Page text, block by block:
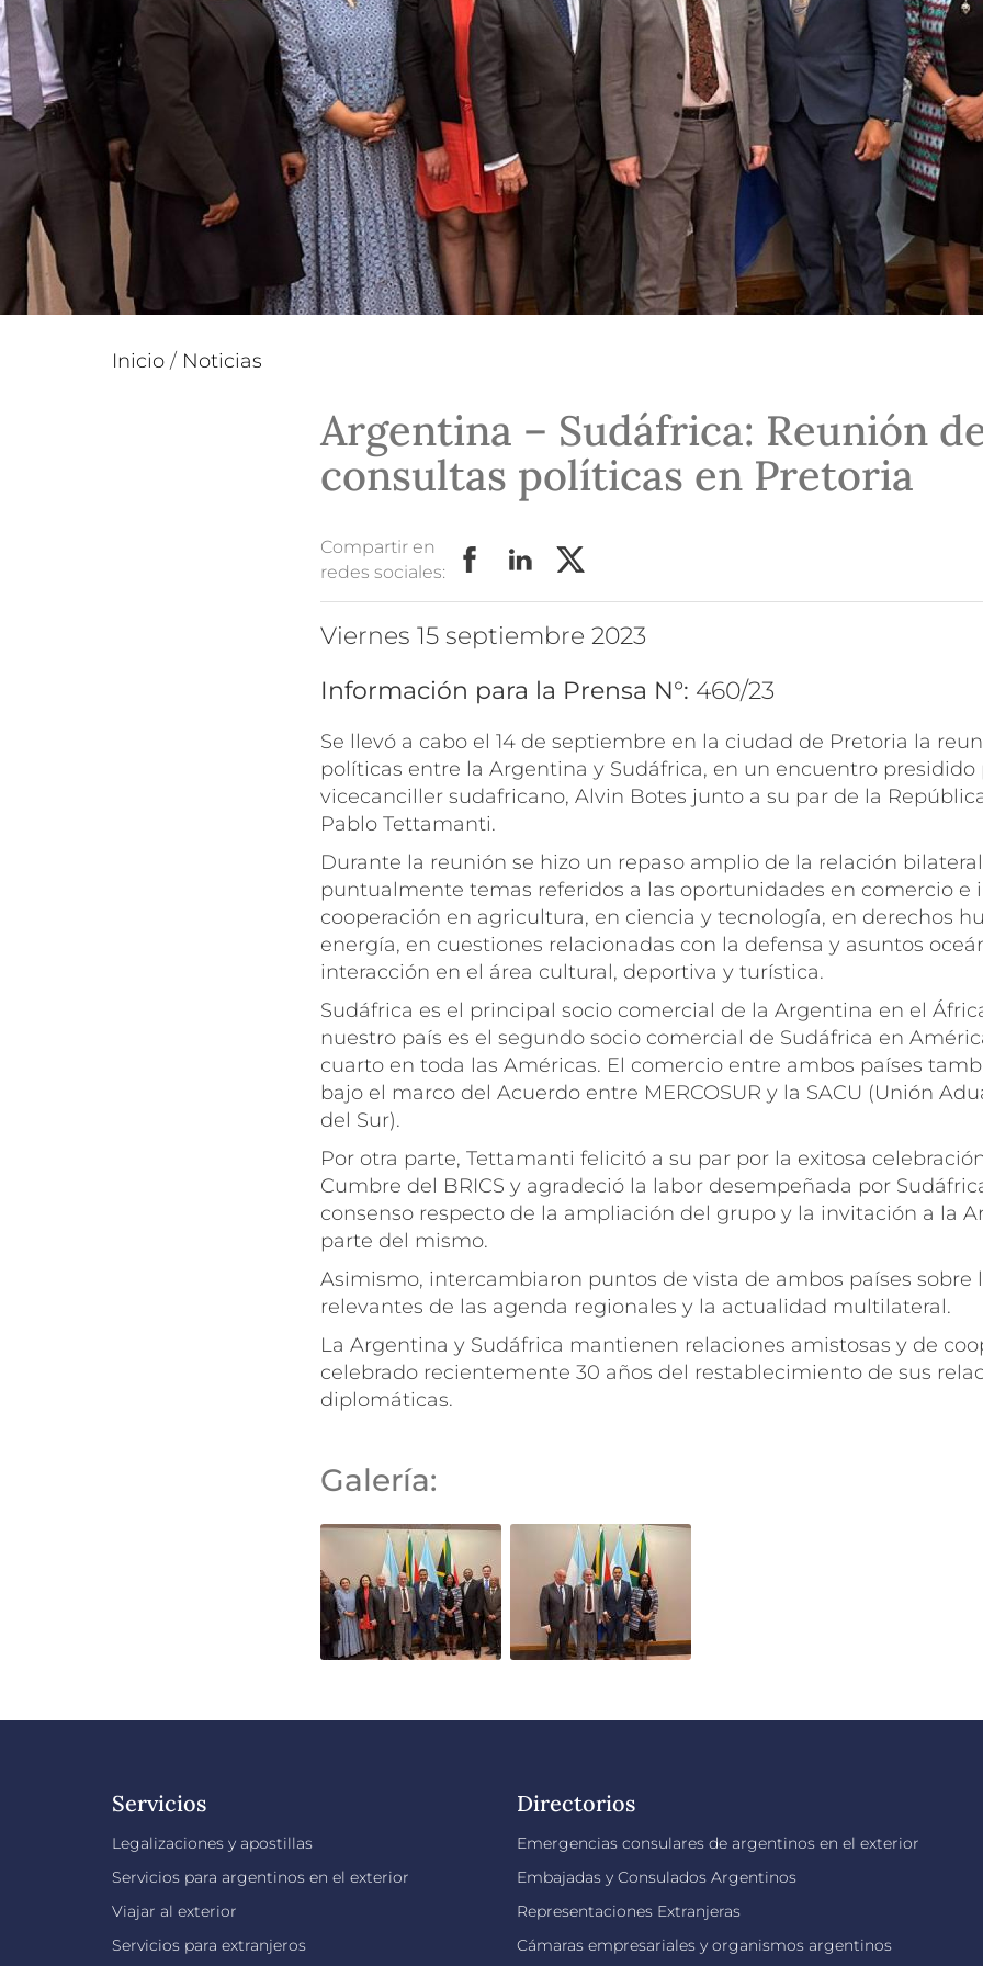
Inicio / Noticias
Argentina – Sudáfrica: Reunión
consultas políticas en Pretoria
Compartir en
redes sociales:
viernes 15 septiembre 2023
Información para la Prensa N°: 460/23
Se llevó a cabo el 14 de septiembre en la ciudad de Pretoria la
políticas entre la Argentina y Sudáfrica, en un encuentro presidido
vicecanciller sudafricano, Alvin Botes junto a su par de la
Pablo Tettamanti.
Durante la reunión se hizo un repaso amplio de la relación
puntualmente temas referidos a las oportunidades en comercio e
cooperación en agricultura, en ciencia y tecnología, en derechos
energía, en cuestiones relacionadas con la defensa y asuntos
interacción en el área cultural, deportiva y turística.
Sudáfrica es el principal socio comercial de la Argentina en el
nuestro país es el segundo socio comercial de Sudáfrica en
cuarto en toda las Américas. El comercio entre ambos países
bajo el marco del Acuerdo entre MERCOSUR y la SACU (Unión
del Sur).
Por otra parte, Tettamanti felicitó a su par por la exitosa
Cumbre del BRICS y agradeció la labor desempeñada por
consenso respecto de la ampliación del grupo y la invitación a la
parte del mismo.
Asimismo, intercambiaron puntos de vista de ambos países sobre
relevantes de las agenda regionales y la actualidad multilateral.
La Argentina y Sudáfrica mantienen relaciones amistosas y de
celebrado recientemente 30 años del restablecimiento de sus
diplomáticas.
Galería:
Servicios
Legalizaciones y apostillas
Servicios para argentinos en el exterior
Viajar al exterior
Servicios para extranjeros
Directorios
Emergencias consulares de argentinos en el exterior
Embajadas y Consulados Argentinos
Representaciones Extranjeras
Cámaras empresariales y organismos argentinos